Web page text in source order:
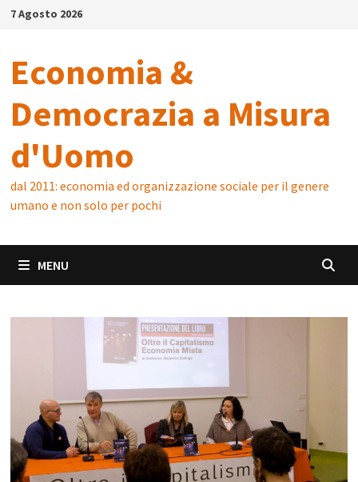
Skip7 Agosto 2026
Economia &
Democrazia a Misura
d'Uomo
dal 2011: economia ed organizzazione sociale per il genere
umano e non solo per pochi
MENU